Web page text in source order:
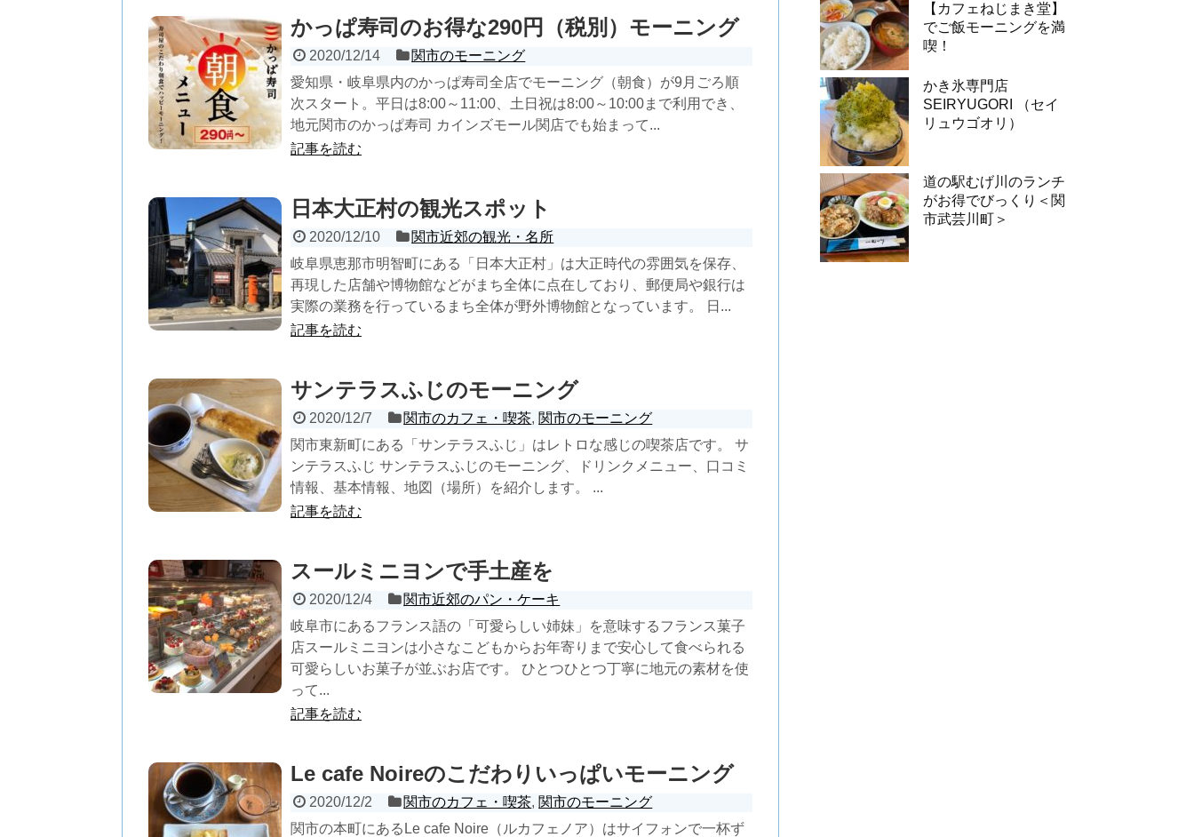
かっぱ寿司のお得な290円（税別）モーニング
2020/12/14
関市のモーニング
愛知県・岐阜県内のかっぱ寿司全店でモーニング（朝食）が9月ごろ順
次スタート。平日は8:00～11:00、土日祝は8:00～10:00まで利用でき、
地元関市のかっぱ寿司 カインズモール関店でも始まって...
記事を読む
日本大正村の観光スポット
2020/12/10
関市近郊の観光・名所
岐阜県恵那市明智町にある「日本大正村」は大正時代の雰囲気を保存、
再現した店舗や博物館などがまち全体に点在しており、郵便局や銀行は
実際の業務を行っているまち全体が野外博物館となっています。 日...
記事を読む
サンテラスふじのモーニング
2020/12/7 関市のカフェ・喫茶, 関市のモーニング
関市東新町にある「サンテラスふじ」はレトロな感じの喫茶店です。 サ
ンテラスふじ サンテラスふじのモーニング、ドリンクメニュー、口コミ
情報、基本情報、地図（場所）を紹介します。 ...
記事を読む
スールミニヨンで手土産を
2020/12/4
関市近郊のパン・ケーキ
岐阜市にあるフランス語の「可愛らしい姉妹」を意味するフランス菓子
店スールミニヨンは小さなこどもからお年寄りまで安心して食べられる
可愛らしいお菓子が並ぶお店です。 ひとつひとつ丁寧に地元の素材を使
って...
記事を読む
Le cafe Noireのこだわりいっぱいモーニング
2020/12/2 関市のカフェ・喫茶, 関市のモーニング
関市の本町にあるLe cafe Noire（ルカフェノア）はサイフォンで一杯ず
【カフェねじまき堂】
でご飯モーニングを満
喫！
かき氷専門店
SEIRYUGORI （セイ
リュウゴオリ）
道の駅むげ川のランチ
がお得でびっくり＜関
市武芸川町＞